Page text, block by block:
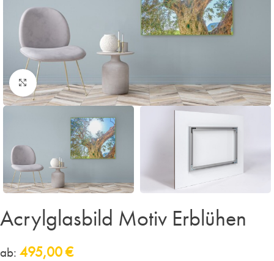
zum vergrößern klicken
Acrylglasbild Motiv Erblühen
ab: 495,00€